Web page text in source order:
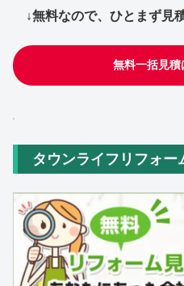
↓無料なので、ひとまず見
無料一括見積
タウンライフリフォー